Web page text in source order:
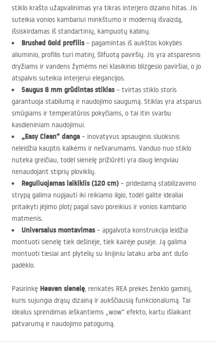
stiklo krašto užapvalinimas yra tikras interjero dizaino hitas. Jis
suteikia vonios kambariui minkštumo ir modernią išvaizdą,
išsiskirdamas iš standartinių, kampuotų kabinų.
Brushed Gold profilis– pagamintas iš aukštos kokybės
aliuminio, profilis turi matinį, šlifuotą paviršių. Jis yra atsparesnis
dryžiams ir vandens žymėms nei klasikinio blizgesio paviršiai, o jo
atspalvis suteikia interjerui elegancijos.
Saugus 8 mm grūdintas stiklas– tvirtas stiklo storis
garantuoja stabilumą ir naudojimo saugumą. Stiklas yra atsparus
smūgiams ir temperatūros pokyčiams, o tai itin svarbu
kasdieniniam naudojimui.
„Easy Clean“ danga – inovatyvus apsauginis sluoksnis
neleidžia kauptis kalkėms ir nešvarumams. Vanduo nuo stiklo
nuteka greičiau, todėl sienelę prižiūrėti yra daug lengviau
nenaudojant stiprių ploviklių.
Reguliuojamas laikiklis (120 cm) – pridedamą stabilizavimo
strypą galima nupjauti iki reikiamo ilgio, todėl galite idealiai
pritaikyti įėjimo plotį pagal savo poreikius ir vonios kambario
matmenis.
Universalus montavimas– apgalvota konstrukcija leidžia
montuoti sienelę tiek dešinėje, tiek kairėje pusėje. Ją galima
montuoti tiesiai ant plytelių su linijiniu lataku arba ant dušo
padėklo.
Pasirinkę Heaven sienelę, renkatės REA prekės ženklo gaminį,
kuris sujungia drąsų dizainą ir aukščiausią funkcionalumą. Tai
idealus sprendimas ieškantiems „wow“ efekto, kartu išlaikant
patvarumą ir naudojimo patogumą.